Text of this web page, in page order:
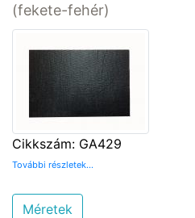
(fekete-fehér)
Cikkszám: GA429
További részletek...
Méretek